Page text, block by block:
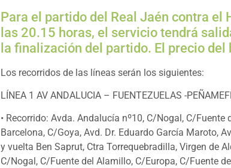
Para el partido del Real Jaén contra el
las 20.15 horas, el servicio tendrá
la finalización del partido. El precio
Los recorridos de las líneas serán los siguientes:
LÍNEA 1 AV ANDALUCIA – FUENTEZUELAS -
• Recorrido: Avda. Andalucía nº10, C/Nogal, C/
Barcelona, C/Goya, Avd. Dr. Eduardo García Maroto,
y vuelta Ben Saprut, Ctra Torrequebradilla, Virgen de
C/Nogal, C/Fuente del Alamillo, C/Europa, C/Fuente